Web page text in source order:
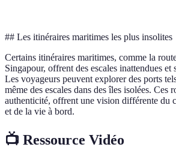
## Les itinéraires maritimes les plus insolites
Certains itinéraires maritimes, comme la
Singapour, offrent des escales inattendues et
Les voyageurs peuvent explorer des ports
même des escales dans des îles isolées. Ces
authenticité, offrent une vision différente du
et de la vie à bord.
📺 Ressource Vidéo